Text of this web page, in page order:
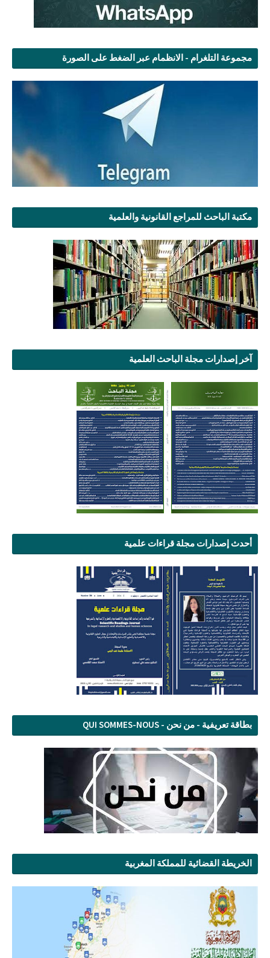
مجموعة التلغرام - الانظمام عبر الضغط على الصورة
مكتبة الباحث للمراجع القانونية والعلمية
آخر إصدارات مجلة الباحث العلمية
أحدث إصدارات مجلة قراءات علمية
بطاقة تعريفية - من نحن - QUI SOMMES-NOUS
الخريطة القضائية للمملكة المغربية